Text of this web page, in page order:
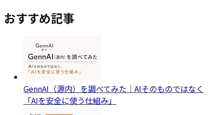
おすすめ記事
GennAI（源内）を調べてみた｜AIそのものではなく
「AIを安全に使う仕組み」